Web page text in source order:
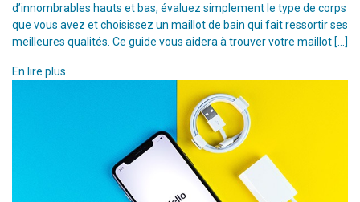
d’innombrables hauts et bas, évaluez simplement le type de corps
que vous avez et choisissez un maillot de bain qui fait ressortir ses
meilleures qualités. Ce guide vous aidera à trouver votre maillot […]
En lire plus